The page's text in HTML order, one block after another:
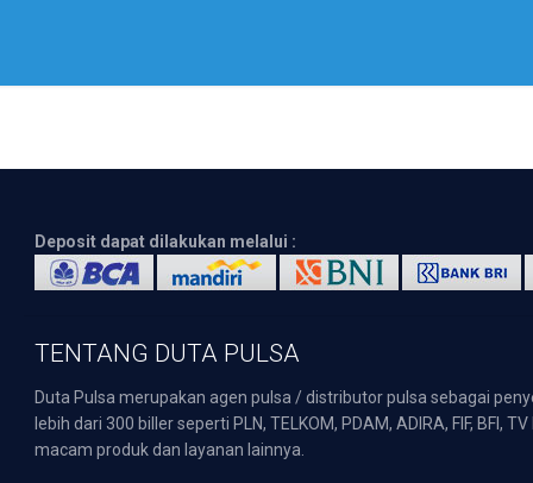
Deposit dapat dilakukan melalui :
TENTANG DUTA PULSA
Duta Pulsa merupakan agen pulsa / distributor pulsa sebagai
lebih dari 300 biller seperti PLN, TELKOM, PDAM, ADIRA, FIF,
macam produk dan layanan lainnya.